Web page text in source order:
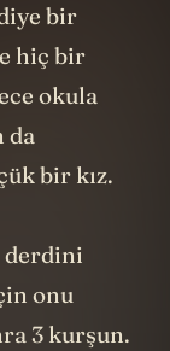
bir
hiç bir
okula
da
bir kız.
derdini
onu
3 kurşun.